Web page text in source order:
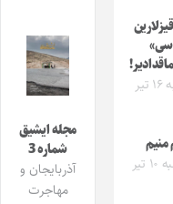
سه‌شنبه ۱۶ تیر
منیم
چهارشنبه ۱۰ تیر
مجله ایشیق
شماره 3
آذربایجان و
مهاجرت